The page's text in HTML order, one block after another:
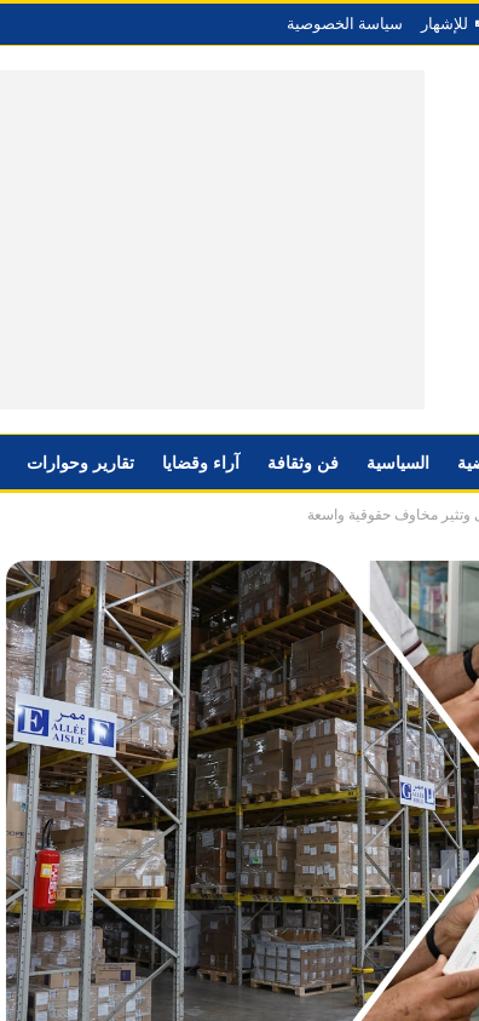
للإشهار سياسة الخصوصية
السياسية فن وثقافة آراء وقضايا تقارير وحوارات
وتثير مخاوف حقوقية واسعة